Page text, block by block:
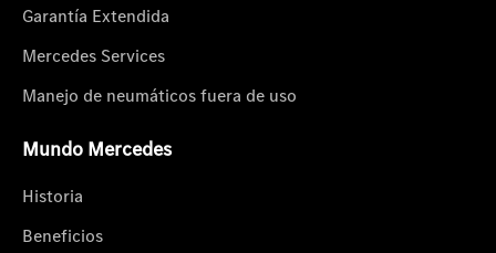
Garantía Extendida
Mercedes Services
Manejo de neumáticos fuera de uso
Mundo Mercedes
Historia
Beneficios